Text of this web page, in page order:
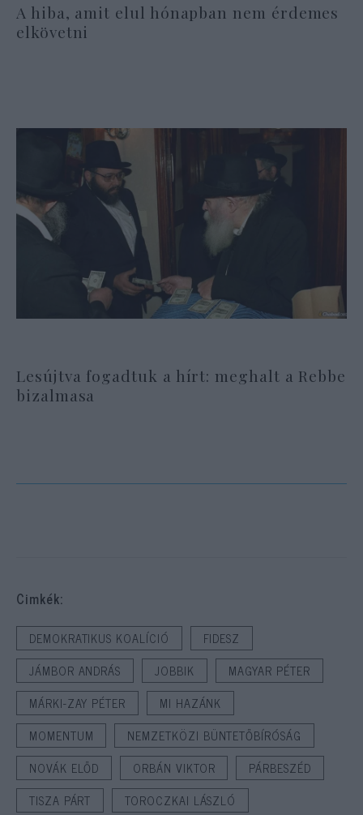
A hiba, amit elul hónapban nem érdemes
elkövetni
Lesújtva fogadtuk a hírt: meghalt a Rebbe
bizalmasa
Cimkék:
DEMOKRATIKUS KOALÍCIÓ
FIDESZ
JÁMBOR ANDRÁS
JOBBIK
MAGYAR PÉTER
MÁRKI-ZAY PÉTER
MI HAZÁNK
MOMENTUM
NEMZETKÖZI BÜNTETŐBÍRÓSÁG
NOVÁK ELŐD
ORBÁN VIKTOR
PÁRBESZÉD
TISZA PÁRT
TOROCZKAI LÁSZLÓ